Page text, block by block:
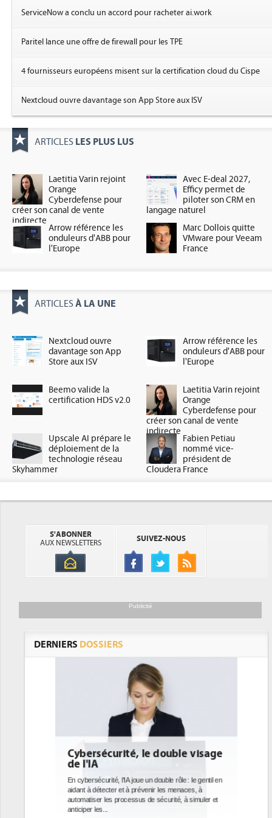
ServiceNow a conclu un accord pour racheter ai.work
Paritel lance une offre de firewall pour les TPE
4 fournisseurs européens misent sur la certification cloud du Cispe
Nextcloud ouvre davantage son App Store aux ISV
ARTICLES LES PLUS LUS
Laetitia Varin rejoint
Orange
Cyberdefense pour
créer son canal de vente
indirecte
Avec E-deal 2027,
Efficy permet de
piloter son CRM en
langage naturel
Arrow référence les
onduleurs d'ABB pour
l'Europe
Marc Dollois quitte
VMware pour Veeam
France
ARTICLES À LA UNE
Nextcloud ouvre
davantage son App
Store aux ISV
Arrow référence les
onduleurs d'ABB pour
l'Europe
Beemo valide la
certification HDS v2.0
Laetitia Varin rejoint
Orange
Cyberdefense pour
créer son canal de vente
indirecte
Upscale AI prépare le
déploiement de la
technologie réseau
Skyhammer
Fabien Petiau
nommé vice-
président de
Cloudera France
S'ABONNER
AUX NEWSLETTERS
SUIVEZ-NOUS
Publicité
DERNIERS DOSSIERS
DEE: l'efficacité énergétique
bientôt une obligation pour les
datacenters
Des datacenters plus durables et plus efficaces, c'est
ce que recherchent les pouvoirs publics européens
avec la mise en oeuvre de la nouvelle Directive sur